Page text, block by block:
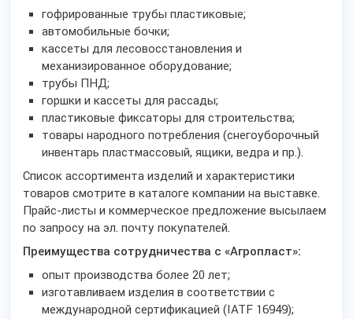
гофрированные трубы пластиковые;
автомобильные бочки;
кассеты для лесовосстановления и
механизированное оборудование;
трубы ПНД;
горшки и кассеты для рассады;
пластиковые фиксаторы для строительства;
товары народного потребления (снегоуборочный
инвентарь пластмассовый, ящики, ведра и пр.).
Список ассортимента изделий и характеристики
товаров смотрите в каталоге компании на выставке.
Прайс-листы и коммерческое предложение высылаем
по запросу на эл. почту покупателей.
Преимущества сотрудничества с «Агропласт»:
опыт производства более 20 лет;
изготавливаем изделия в соответствии с
международной сертификацией (IATF 16949);